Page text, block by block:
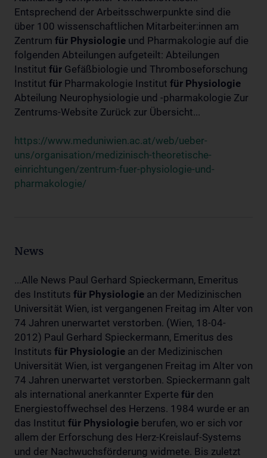
Entsprechend der Arbeitsschwerpunkte sind die
über 100 wissenschaftlichen Mitarbeiter:innen am
Zentrum für Physiologie und Pharmakologie auf die
folgenden Abteilungen aufgeteilt: Abteilungen
Institut für Gefäßbiologie und Thromboseforschung
Institut für Pharmakologie Institut für Physiologie
Abteilung Neurophysiologie und -pharmakologie Zur
Zentrums-Website Zurück zur Übersicht...
https://www.meduniwien.ac.at/web/ueber-
uns/organisation/medizinisch-theoretische-
einrichtungen/zentrum-fuer-physiologie-und-
pharmakologie/
News
...Alle News Paul Gerhard Spieckermann, Emeritus
des Instituts für Physiologie an der Medizinischen
Universität Wien, ist vergangenen Freitag im Alter von
74 Jahren unerwartet verstorben. (Wien, 18-04-
2012) Paul Gerhard Spieckermann, Emeritus des
Instituts für Physiologie an der Medizinischen
Universität Wien, ist vergangenen Freitag im Alter von
74 Jahren unerwartet verstorben. Spieckermann galt
als international anerkannter Experte für den
Energiestoffwechsel des Herzens. 1984 wurde er an
das Institut für Physiologie berufen, wo er sich vor
allem der Erforschung des Herz-Kreislauf-Systems
und der Nachwuchsförderung widmete. Bis zuletzt